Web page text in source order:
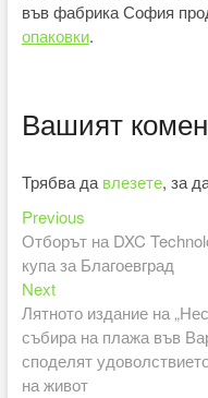
във фабрика София
опаковки.
Вашият
Трябва да влезете, за
Навигация
PreviousPrevious
post:
Отборът на DXC
купа за Благоевград
NextNext
post:
Лятното издание на
събира на плажа във
споделят
на живот